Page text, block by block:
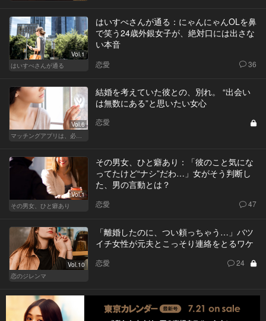
Vol.1
はいすぺさんが通る
はいすぺさんが通る：にゃんにゃんOLを鼻
で笑う24歳外銀女子が、絶対口には出さな
い本音
恋愛 36
Vol.6
マッチングアプリは、必然に。
結婚を考えていた彼との、別れ。 “出会い
は無数にある”と思いたい女心
恋愛
Vol.1
その男女、ひと癖あり
その男女、ひと癖あり：「彼のこと気にな
ってたけど“ナシ”だわ…」女がそう判断し
た、男の言動とは？
恋愛 47
Vol.10
恋のジレンマ
「離婚したのに、つい頼っちゃう…」バツ
イチ女性が元夫とこっそり連絡をとるワケ
恋愛 24